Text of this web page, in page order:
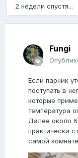
2 недели спустя...
Fungi
Если парник
поступать в
которые
температура
Далее около
практически
самой